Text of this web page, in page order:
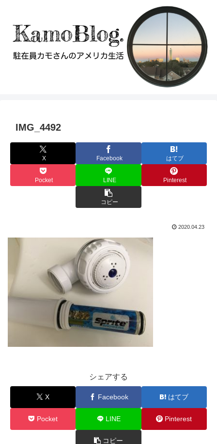
IMG_4492
X Facebook はてブ
Pocket LINE Pinterest
コピー
2020.04.23
シェアする
X Facebook はてブ
Pocket LINE Pinterest
コピー